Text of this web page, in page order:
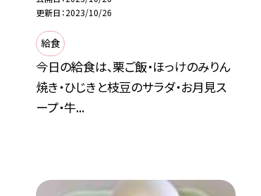
更新日 2023/10/26
給食
今日の給食は、栗ご飯・ほっけのみりん
焼き・ひじきと枝豆のサラダ・お月見ス
ープ・牛...